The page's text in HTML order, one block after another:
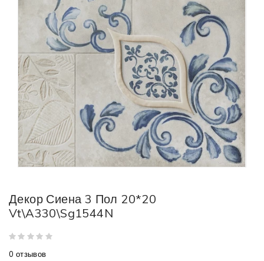
Декор Сиена 3 Пол 20*20
Vt\A330\Sg1544N
0 отзывов